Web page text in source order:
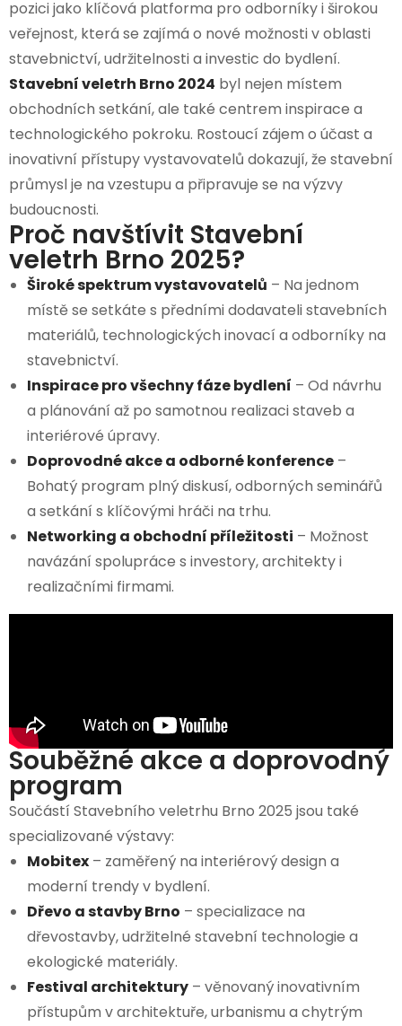
pozici jako klíčová platforma pro odborníky i širokou
veřejnost, která se zajímá o nové možnosti v oblasti
stavebnictví, udržitelnosti a investic do bydlení.
Stavební veletrh Brno 2024 byl nejen místem
obchodních setkání, ale také centrem inspirace a
technologického pokroku. Rostoucí zájem o účast a
inovativní přístupy vystavovatelů dokazují, že stavební
průmysl je na vzestupu a připravuje se na výzvy
budoucnosti.
Proč navštívit Stavební
veletrh Brno 2025?
Široké spektrum vystavovatelů – Na jednom
místě se setkáte s předními dodavateli stavebních
materiálů, technologických inovací a odborníky na
stavebnictví.
Inspirace pro všechny fáze bydlení – Od návrhu
a plánování až po samotnou realizaci staveb a
interiérové úpravy.
Doprovodné akce a odborné konference –
Bohatý program plný diskusí, odborných seminářů
a setkání s klíčovými hráči na trhu.
Networking a obchodní příležitosti – Možnost
navázání spolupráce s investory, architekty i
realizačními firmami.
Souběžné akce a doprovodný
program
Součástí Stavebního veletrhu Brno 2025 jsou také
specializované výstavy:
Mobitex – zaměřený na interiérový design a
moderní trendy v bydlení.
Dřevo a stavby Brno – specializace na
dřevostavby, udržitelné stavební technologie a
ekologické materiály.
Festival architektury – věnovaný inovativním
přístupům v architektuře, urbanismu a chytrým